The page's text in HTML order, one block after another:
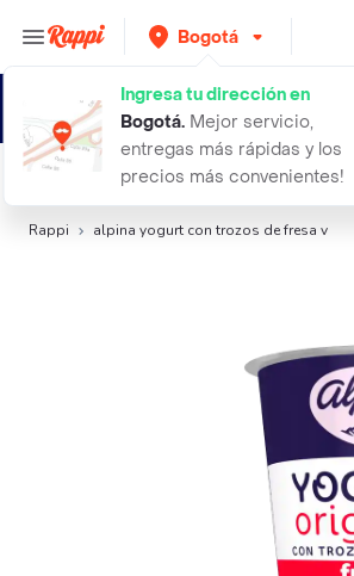
Bogotá
Ingresa tu dirección en
Bogotá. Mejor servicio,
entregas más rápidas y los
precios más convenientes!
Búsquedas relacionadas:Yogurt,Yogurt Alpina
Rappi alpina yogurt con trozos de fresa v